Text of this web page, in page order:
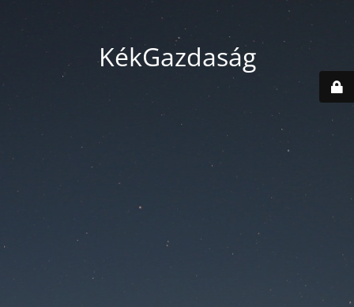
KékGazdaság